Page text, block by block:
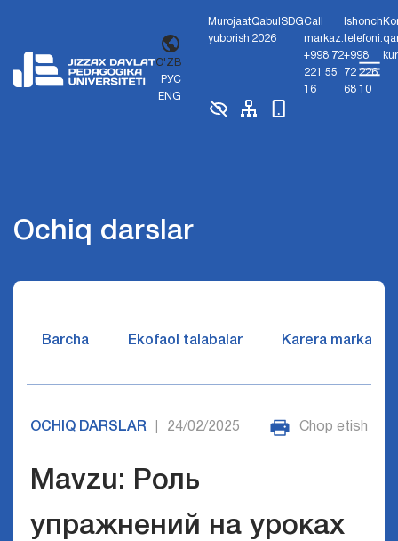
O'ZB
РУС
ENG
Murojaat
yuborish
Qabul
2026
SDGCall
markaz:
+998 72
221 55
16
Ishonch
telefoni:
+998
72 226
68 10
Ochiq darslar
Barcha Ekofaol talabalar Karera markazi
OCHIQ DARSLAR 24/02/2025 Chop etish
Mavzu: Роль
упражнений на уроках